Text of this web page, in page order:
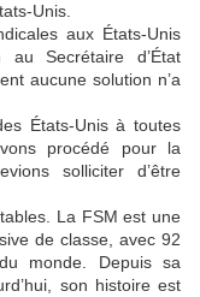
Unis.
aux États-Unis
Secrétaire d’État
aucune solution n’a
États-Unis à toutes
procédé pour la
solliciter d’être
La FSM est une
de classe, avec 92
monde. Depuis sa
son histoire est